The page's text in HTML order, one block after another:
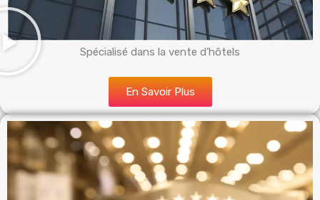
Spécialisé dans la vente d’hôtels
En Savoir Plus